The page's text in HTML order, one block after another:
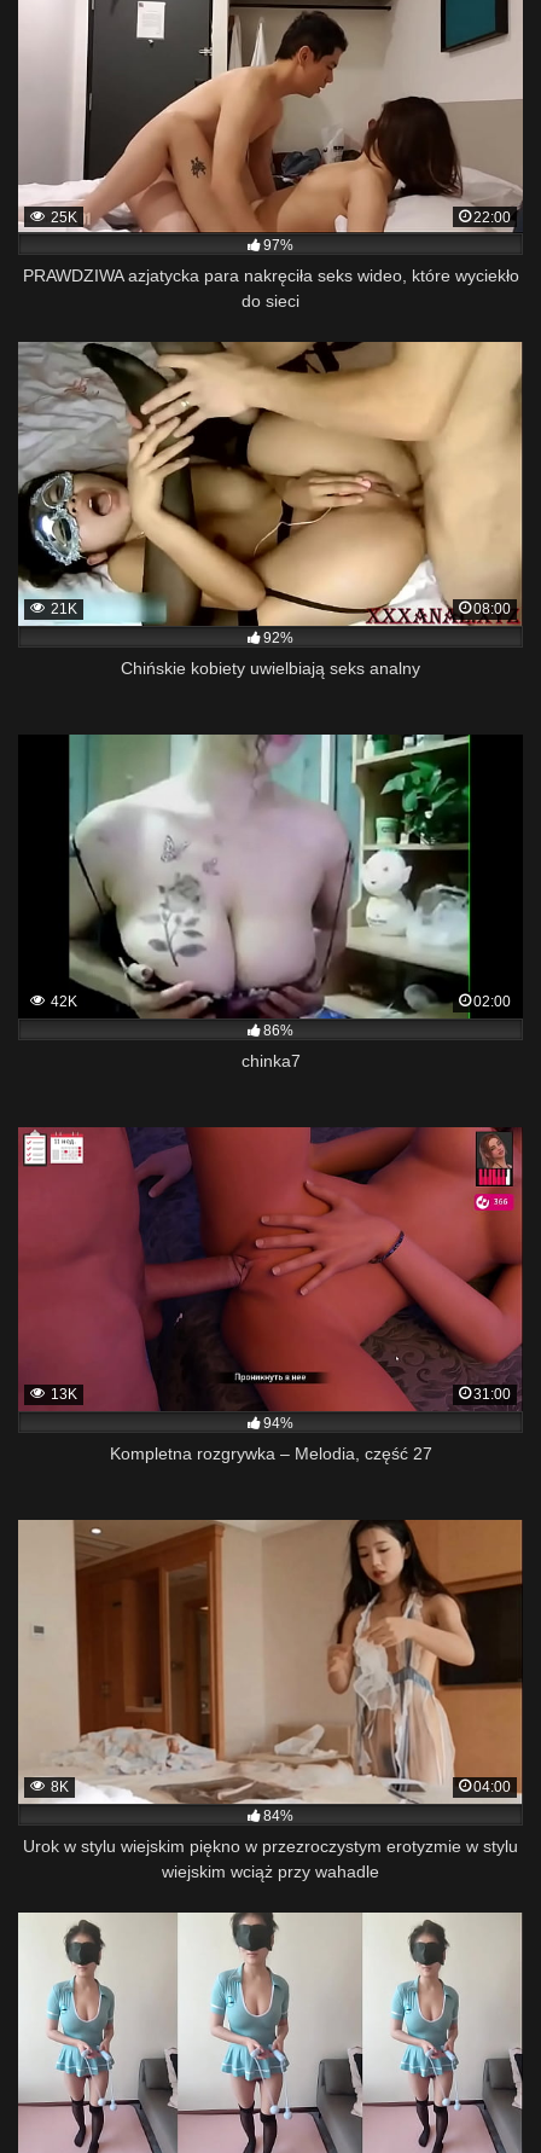
25K
22:00
97%
PRAWDZIWA azjatycka para nakręciła seks wideo, które wyciekło
do sieci
21K
08:00
92%
Chińskie kobiety uwielbiają seks analny
42K
02:00
86%
chinka7
13K
31:00
94%
Kompletna rozgrywka – Melodia, część 27
8K
04:00
84%
Urok w stylu wiejskim piękno w przezroczystym erotyzmie w stylu
wiejskim wciąż przy wahadle